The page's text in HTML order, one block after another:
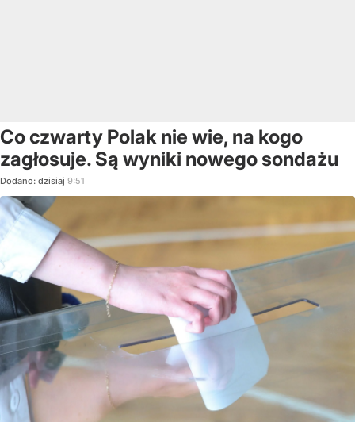
Co czwarty Polak nie wie, na kogo
zagłosuje. Są wyniki nowego sondażu
Dodano: dzisiaj 9:51